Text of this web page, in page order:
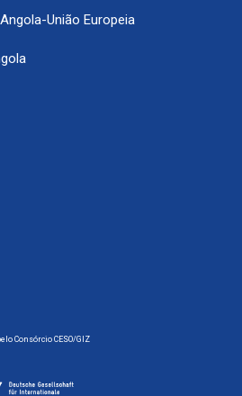
União Europeia
Consórcio CESO/GIZ